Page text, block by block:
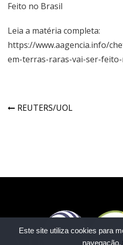
Este site utiliza cookies para
navegação.
Feito no Brasil
Leia a matéria completa:
https://www.aagencia.info/
em-terras-raras-vai-ser-
REUTERS/UOL